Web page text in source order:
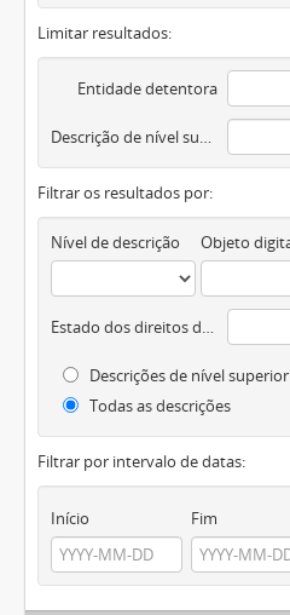
Limitar resultados:
Entidade detentora
Descrição de nível superior
Filtrar os resultados por:
Nível de descrição
Estado dos direitos de autor
Descrições de nível superior
Todas as descrições
Filtrar por intervalo de datas:
Início Fim